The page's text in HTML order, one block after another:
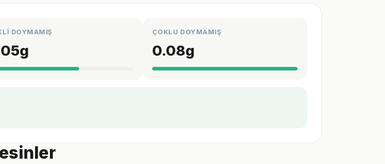
DOYMAMIŞ
g
ÇOKLU DOYMAMIŞ
0.08g